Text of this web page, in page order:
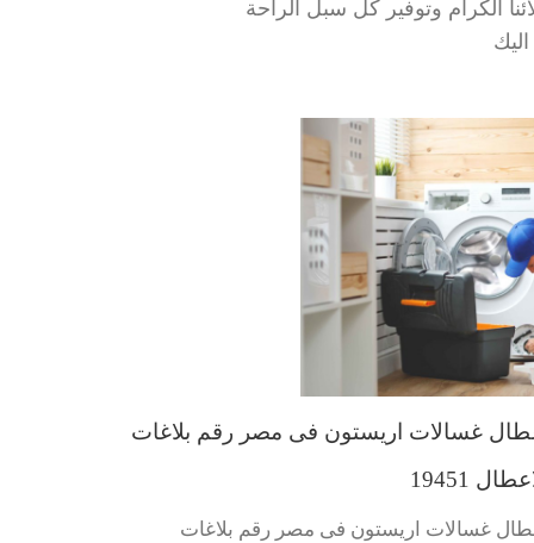
الكرام وتوفير كل سبل الراحة
غسالات اريستون فى مصر رقم بلاغات
19451
غسالات اريستون فى مصر رقم بلاغات